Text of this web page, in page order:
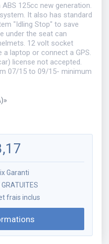
125cc new generation.
It also has standard
"Idling Stop" to save
under the seat can
12 volt socket
laptop or connect a GPS.
license not accepted.
07/15 to 09/15- minimum
»
Garanti
frais inclus